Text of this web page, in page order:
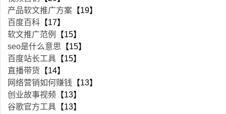
产品软文推广方案 【19】
百度百科 【17】
软文推广范例
【15】
seo是什么意思 【15】
百度站长工具 【15】
直播带货 【14】
网络营销如何赚钱 【13】
创业故事视频 【13】
谷歌官方工具 【13】